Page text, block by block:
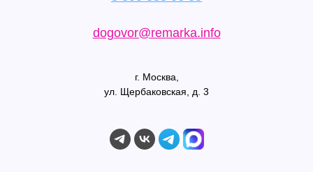
dogovor@remarka.info
г. Москва,
ул. Щербаковская, д. 3